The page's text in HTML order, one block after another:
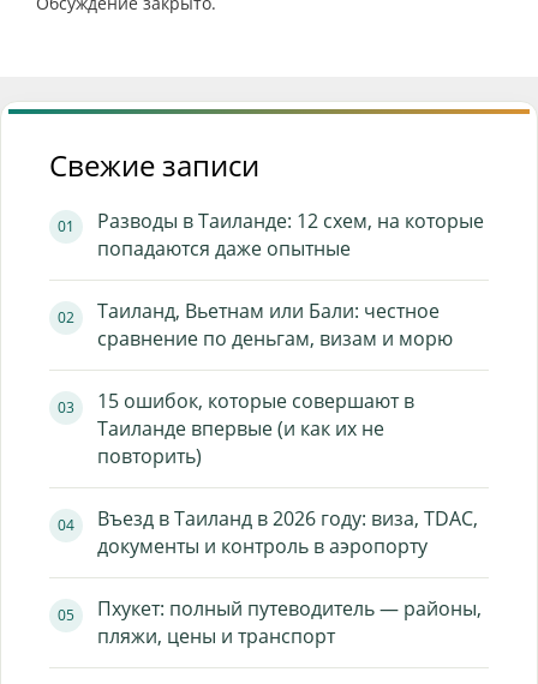
Свежие записи
Разводы в Таиланде: 12 схем, на которые
попадаются даже опытные
Таиланд, Вьетнам или Бали: честное
сравнение по деньгам, визам и морю
15 ошибок, которые совершают в
Таиланде впервые (и как их не
повторить)
Въезд в Таиланд в 2026 году: виза, TDAC,
документы и контроль в аэропорту
Пхукет: полный путеводитель — районы,
пляжи, цены и транспорт